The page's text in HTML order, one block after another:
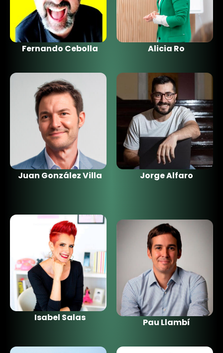
Fernando Cebolla Alicia Ro
Juan González Villa Jorge Alfaro
Isabel Salas Pau Llambí